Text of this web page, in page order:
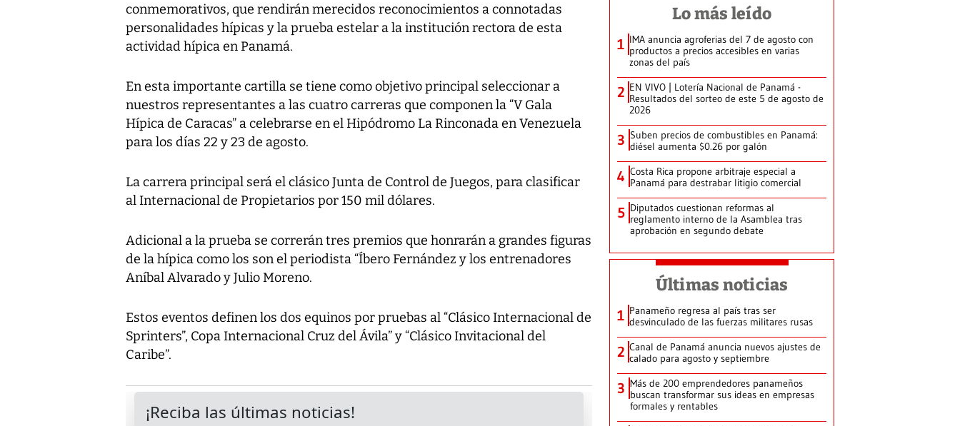
conmemorativos, que rendirán merecidos reconocimientos a connotadas
personalidades hípicas y la prueba estelar a la institución rectora de esta
actividad hípica en Panamá.
En esta importante cartilla se tiene como objetivo principal seleccionar a
nuestros representantes a las cuatro carreras que componen la “V Gala
Hípica de Caracas” a celebrarse en el Hipódromo La Rinconada en Venezuela
para los días 22 y 23 de agosto.
La carrera principal será el clásico Junta de Control de Juegos, para clasificar
al Internacional de Propietarios por 150 mil dólares.
Adicional a la prueba se correrán tres premios que honrarán a grandes figuras
de la hípica como los son el periodista “Íbero Fernández y los entrenadores
Aníbal Alvarado y Julio Moreno.
Estos eventos definen los dos equinos por pruebas al “Clásico Internacional de
Sprinters”, Copa Internacional Cruz del Ávila” y “Clásico Invitacional del
Caribe”.
Lo más leído
1 IMA anuncia agroferias del 7 de agosto con
productos a precios accesibles en varias
zonas del país
2 EN VIVO | Lotería Nacional de Panamá -
Resultados del sorteo de este 5 de agosto de
2026
3 Suben precios de combustibles en Panamá:
diésel aumenta $0.26 por galón
4 Costa Rica propone arbitraje especial a
Panamá para destrabar litigio comercial
5 Diputados cuestionan reformas al
reglamento interno de la Asamblea tras
aprobación en segundo debate
Últimas noticias
1 Panameño regresa al país tras ser
desvinculado de las fuerzas militares rusas
2 Canal de Panamá anuncia nuevos ajustes de
calado para agosto y septiembre
3 Más de 200 emprendedores panameños
buscan transformar sus ideas en empresas
formales y rentables